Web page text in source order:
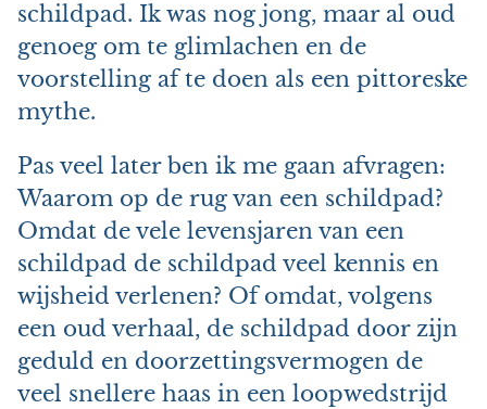
schildpad. Ik was nog jong, maar al oud
genoeg om te glimlachen en de
voorstelling af te doen als een pittoreske
mythe.
Pas veel later ben ik me gaan afvragen:
Waarom op de rug van een schildpad?
Omdat de vele levensjaren van een
schildpad de schildpad veel kennis en
wijsheid verlenen? Of omdat, volgens
een oud verhaal, de schildpad door zijn
geduld en doorzettingsvermogen de
veel snellere haas in een loopwedstrijd